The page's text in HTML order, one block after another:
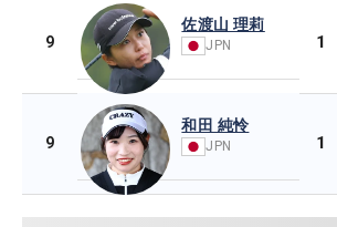
9
佐渡山 理莉
JPN 1
9
和田 純怜
JPN 1